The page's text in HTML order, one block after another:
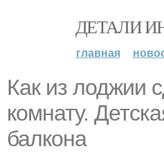
ДЕТАЛИ
главная
Как из лоджии
комнату.
балкона